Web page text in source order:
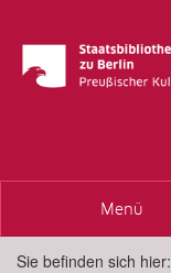
Toggle
Menü
Sie befinden sich hier: